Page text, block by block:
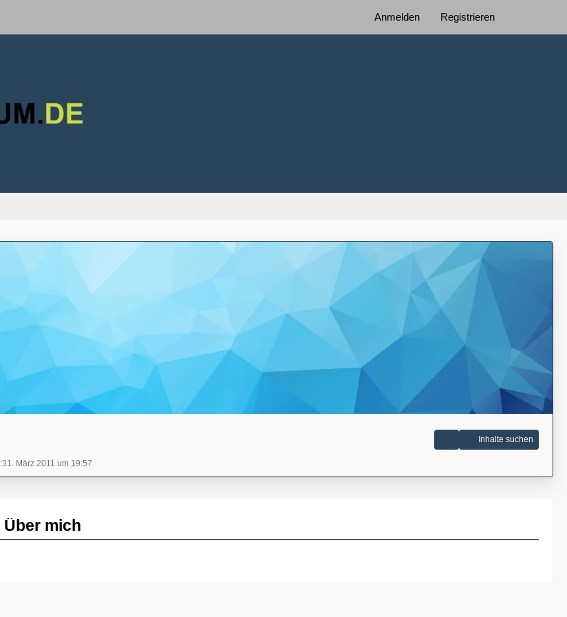
Anmelden Registrieren
Inhalte suchen
31. März 2011 um 19:57
Über mich